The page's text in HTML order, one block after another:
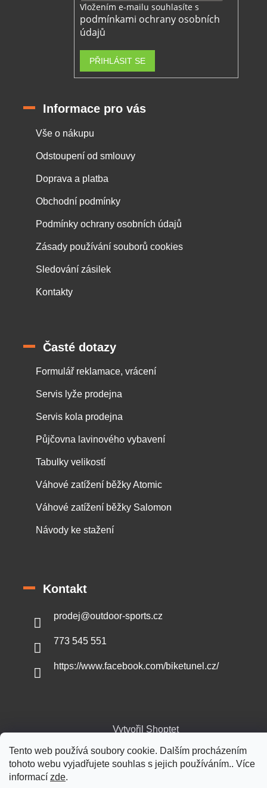
Tento web používá soubory cookie. Dalším procházením
tohoto webu vyjadřujete souhlas s jejich používáním.. Více
informací zde.
Vložením e-mailu souhlasíte s
podmínkami ochrany osobních
údajů
PŘIHLÁSIT SE
Informace pro vás
Vše o nákupu
Odstoupení od smlouvy
Doprava a platba
Obchodní podmínky
Podmínky ochrany osobních údajů
Zásady používání souborů cookies
Sledování zásilek
Kontakty
Časté dotazy
Formulář reklamace, vrácení
Servis lyže prodejna
Servis kola prodejna
Půjčovna lavinového vybavení
Tabulky velikostí
Váhové zatížení běžky Atomic
Váhové zatížení běžky Salomon
Návody ke stažení
Kontakt
prodej@outdoor-sports.cz
773 545 551
https://www.facebook.com/biketunel.cz/
Vytvořil Shoptet
Copyright 2026 Outdoor-sports.cz. Všechna práva vyhrazena.